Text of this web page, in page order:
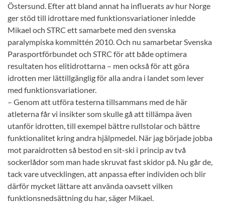
Östersund. Efter att bland annat ha influerats av hur Norge
ger stöd till idrottare med funktionsvariationer inledde
Mikael och STRC ett samarbete med den svenska
paralympiska kommittén 2010. Och nu samarbetar Svenska
Parasportförbundet och STRC för att både optimera
resultaten hos elitidrottarna – men också för att göra
idrotten mer lättillgänglig för alla andra i landet som lever
med funktionsvariationer.
– Genom att utföra testerna tillsammans med de här
atleterna får vi insikter som skulle gå att tillämpa även
utanför idrotten, till exempel bättre rullstolar och bättre
funktionalitet kring andra hjälpmedel. När jag började jobba
mot paraidrotten så bestod en sit-ski i princip av två
sockerlådor som man hade skruvat fast skidor på. Nu går de,
tack vare utvecklingen, att anpassa efter individen och blir
därför mycket lättare att använda oavsett vilken
funktionsnedsättning du har, säger Mikael.